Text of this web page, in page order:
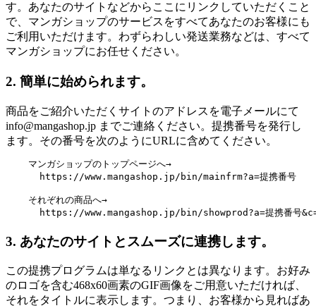
す。あなたのサイトなどからここにリンクしていただくこと
で、マンガショップのサービスをすべてあなたのお客様にも
ご利用いただけます。わずらわしい発送業務などは、すべて
マンガショップにお任せください。
2. 簡単に始められます。
商品をご紹介いただくサイトのアドレスを電子メールにて
info@mangashop.jp までご連絡ください。提携番号を発行し
ます。その番号を次のようにURLに含めてください。
    マンガショップのトップページへ→
      https://www.mangashop.jp/bin/mainfrm?a=提携番号
    それぞれの商品へ→
3. あなたのサイトとスムーズに連携します。
この提携プログラムは単なるリンクとは異なります。お好み
のロゴを含む468x60画素のGIF画像をご用意いただければ、
それをタイトルに表示します。つまり、お客様から見ればあ